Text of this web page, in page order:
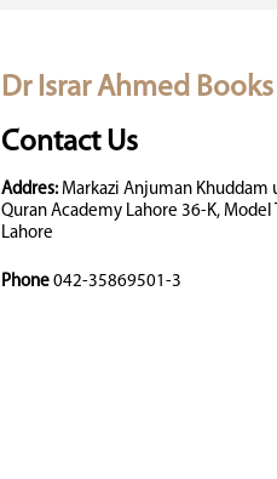
Dr Israr Ahmed Books
Contact Us
Addres:Markazi Anjuman Khuddam
Quran Academy Lahore 36-K, Model
Lahore
Phone 042-35869501-3